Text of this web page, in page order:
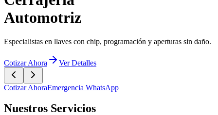
Automotriz
Especialistas en llaves con chip, programación y aperturas sin daño.
Cotizar Ahora Ver Detalles
Cotizar AhoraEmergencia WhatsApp
Nuestros Servicios